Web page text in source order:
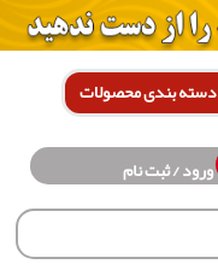
دسته بندی محصولات
ورود / ثبت نام